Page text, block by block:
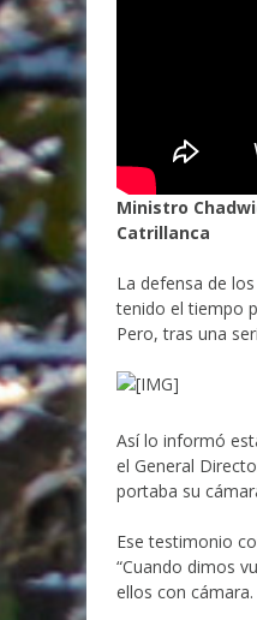
Ministro
Catrillanca
La defensa de
tenido el tiempo
Pero, tras una
Así lo informó
el General
portaba su
Ese testimonio
“Cuando dimos
ellos con cámara.